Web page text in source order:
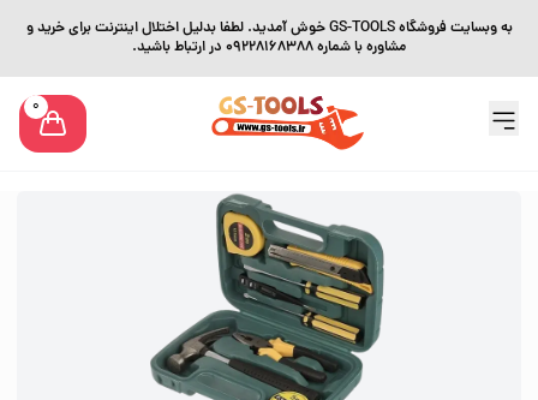
به وبسایت فروشگاه GS-TOOLS خوش آمدید. لطفا بدلیل اختلال اینترنت برای خرید و
مشاوره با شماره 09228168388 در ارتباط باشید.
0